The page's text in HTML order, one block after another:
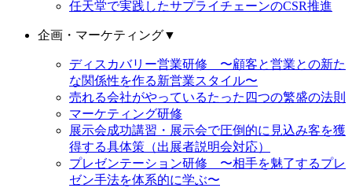
任天堂で実践したサプライチェーンのCSR推進
企画・マーケティング▼
ディスカバリー営業研修 〜顧客と営業との新た
な関係性を作る新営業スタイル〜
売れる会社がやっているたった四つの繁盛の法則
マーケティング研修
展示会成功講習・展示会で圧倒的に見込み客を獲
得する具体策（出展者説明会対応）
プレゼンテーション研修 〜相手を魅了するプレ
ゼン手法を体系的に学ぶ〜